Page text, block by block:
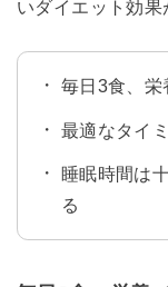
いダイエット効果
毎日3食、栄
最適なタイ
睡眠時間は
る